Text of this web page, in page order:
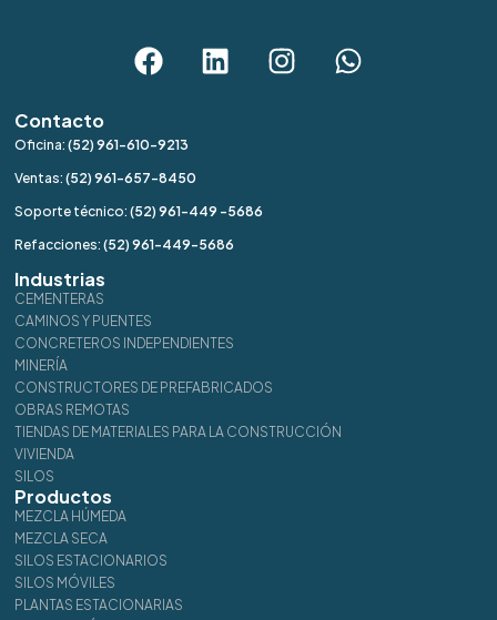
Contacto
Oficina:(52) 961-610-9213
Ventas:(52) 961-657-8450
Soporte técnico:(52) 961-449 -5686
Refacciones:(52) 961-449-5686
Industrias
CEMENTERAS
CAMINOS Y PUENTES
CONCRETEROS INDEPENDIENTES
MINERÍA
CONSTRUCTORES DE PREFABRICADOS
OBRAS REMOTAS
TIENDAS DE MATERIALES PARA LA CONSTRUCCIÓN
VIVIENDA
SILOS
Productos
MEZCLA HÚMEDA
MEZCLA SECA
SILOS ESTACIONARIOS
SILOS MÓVILES
PLANTAS ESTACIONARIAS